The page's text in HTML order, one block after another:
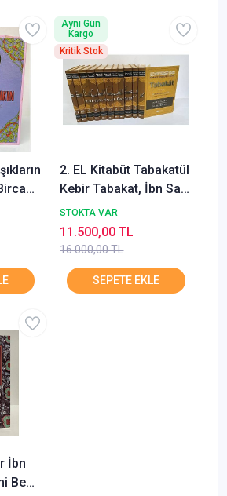
2. EL Kitabüt Tabakatül
Kebir Tabakat, İbn Sad,
11 Cilt
STOKTA VAR
16.000,00 TL
11.500,00 TL
Aynı Gün
Kargo
Kritik Stok
İbn
Bedir